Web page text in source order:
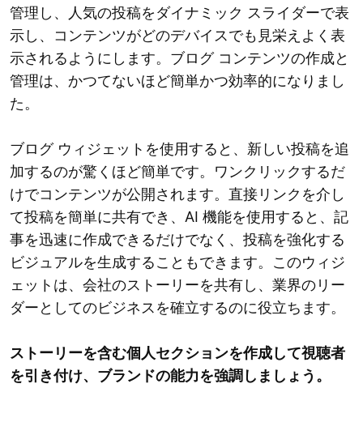
管理し、人気の投稿をダイナミック スライダーで表
示し、コンテンツがどのデバイスでも見栄えよく表
示されるようにします。ブログ コンテンツの作成と
管理は、かつてないほど簡単かつ効率的になりまし
た。
ブログ ウィジェットを使用すると、新しい投稿を追
加するのが驚くほど簡単です。ワンクリックするだ
けでコンテンツが公開されます。直接リンクを介し
て投稿を簡単に共有でき、AI 機能を使用すると、記
事を迅速に作成できるだけでなく、投稿を強化する
ビジュアルを生成することもできます。このウィジ
ェットは、会社のストーリーを共有し、業界のリー
ダーとしてのビジネスを確立するのに役立ちます。
ストーリーを含む個人セクションを作成して視聴者
を引き付け、ブランドの能力を強調しましょう。